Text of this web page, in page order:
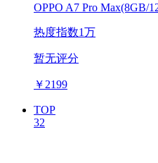
OPPO A7 Pro Max(8GB/
热度指数1万
暂无评分
￥ 2199
TOP
32